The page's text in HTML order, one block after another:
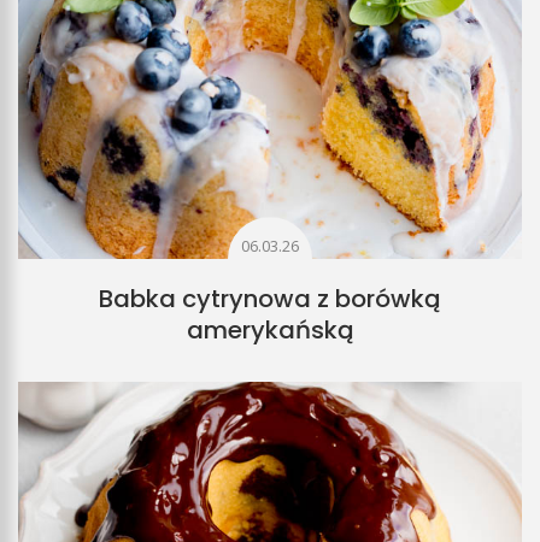
06.03.26
Babka cytrynowa z borówką
amerykańską